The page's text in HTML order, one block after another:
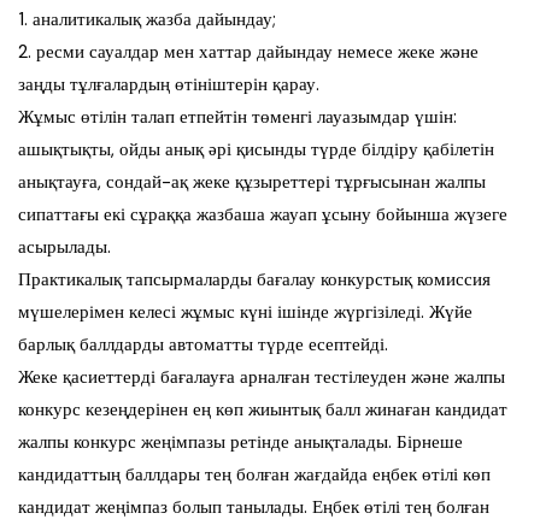
1. аналитикалық жазба дайындау;
2. ресми сауалдар мен хаттар дайындау немесе жеке және
заңды тұлғалардың өтініштерін қарау.
Жұмыс өтілін талап етпейтін төменгі лауазымдар үшін:
ашықтықты, ойды анық әрі қисынды түрде білдіру қабілетін
анықтауға, сондай-ақ жеке құзыреттері тұрғысынан жалпы
сипаттағы екі сұраққа жазбаша жауап ұсыну бойынша жүзеге
асырылады.
Практикалық тапсырмаларды бағалау конкурстық комиссия
мүшелерімен келесі жұмыс күні ішінде жүргізіледі. Жүйе
барлық баллдарды автоматты түрде есептейді.
Жеке қасиеттерді бағалауға арналған тестілеуден және жалпы
конкурс кезеңдерінен ең көп жиынтық балл жинаған кандидат
жалпы конкурс жеңімпазы ретінде анықталады. Бірнеше
кандидаттың баллдары тең болған жағдайда еңбек өтілі көп
кандидат жеңімпаз болып танылады. Еңбек өтілі тең болған